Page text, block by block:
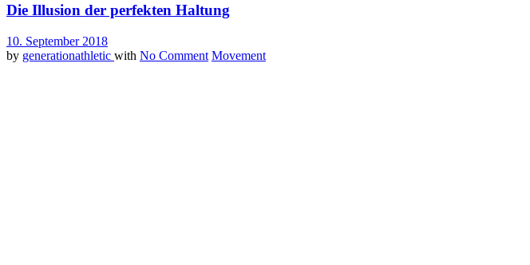
Die Illusion der perfekten Haltung
10. September 2018
by generationathletic with No Comment Movement